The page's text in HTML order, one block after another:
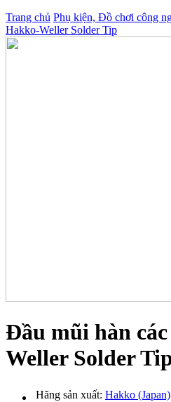
Trang chủ Phụ kiện, Đồ chơi công
Hakko-Weller Solder Tip
Đầu mũi hàn
Weller Solder
Hãng sản xuất: Hakko (Japan)